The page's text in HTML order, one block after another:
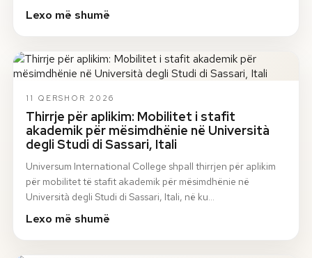
Lexo më shumë
11 QERSHOR 2026
Thirrje për aplikim: Mobilitet i stafit
akademik për mësimdhënie në Università
degli Studi di Sassari, Itali
Universum International College shpall thirrjen për aplikim
për mobilitet të stafit akademik për mësimdhënie në
Università degli Studi di Sassari, Itali, në ku…
Lexo më shumë